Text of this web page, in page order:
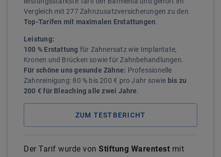
Vergleich mit 277 Zahnzusatzversicherungen zu den
Top-Tarifen mit maximalen Erstattungen.
Leistung:
100 % Erstattung für Zahnersatz wie Implantate,
Kronen und Brücken sowie für Zahnbehandlungen.
Für schöne uns gesunde Zähne: Professionelle
Zahnreinigung: 80 % bis 200 € pro Jahr sowie bis zu
200 € für Bleaching alle zwei Jahre.
ZUM TESTBERICHT
Der Tarif wurde von Stiftung Warentest mit